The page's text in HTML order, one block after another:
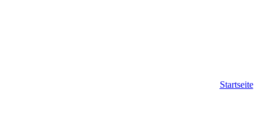
Startseite